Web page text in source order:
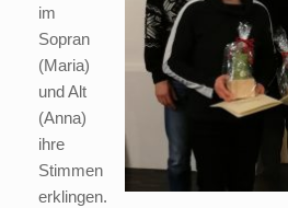
im
Sopran
(Maria)
und Alt
(Anna)
ihre
Stimmen
erklingen.